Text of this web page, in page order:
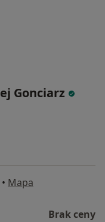
Gonciarz
• Mapa
Brak ceny